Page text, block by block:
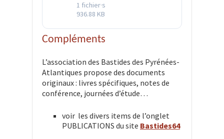
1 fichier·s
936.88 KB
Compléments
L’association des Bastides des Pyrénées-
Atlantiques propose des documents
originaux : livres spécifiques, notes de
conférence, journées d’étude…
voir les divers items de l’onglet
PUBLICATIONS du site Bastides64